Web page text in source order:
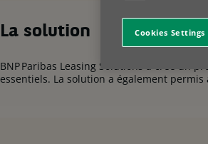
La solution
BNP Paribas Leasing Solutions a créé un
essentiels. La solution a également
Cookies Settings